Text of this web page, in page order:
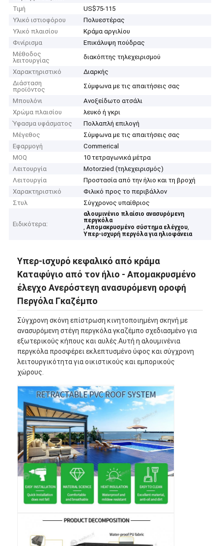
Τιμή
US$75-115
Υλικό ιστιοφόρου
Πολυεστέρας
Υλικό πλαισίου
Κράμα αργιλίου
Φινίρισμα
Επικάλυψη πούδρας
Μέθοδος
λειτουργίας
διακόπτης τηλεχειρισμού
Χαρακτηριστικό
Διαρκής
Διάσταση
προϊόντος
Σύμφωνα με τις απαιτήσεις σας
Μπουλόνι
Ανοξείδωτο ατσάλι
Χρώμα πλαισίου
λευκό ή γκρι
Ύφασμα υφάσματος
Πολλαπλή επιλογή
Μέγεθος
Σύμφωνα με τις απαιτήσεις σας
Εφαρμογή
Commerical
MOQ
10 τετραγωνικά μέτρα
Λειτουργία
Motorzied (τηλεχειρισμός)
Λειτουργία
Προστασία από την ήλιο και τη βροχή
Χαρακτηριστικό
Φιλικό προς το περιβάλλον
Στυλ
Σύγχρονος υπαίθριος
Ειδικότερα:
αλουμινένιο πλαίσιο ανασυρόμενη
περγκόλα
,Απομακρυσμένο σύστημα ελέγχου,
Υπερ-ισχυρή περγόλα για ηλιοφάνεια
Υπερ-ισχυρό κεφαλικό από κράμα
Καταφύγιο από τον ήλιο - Απομακρυσμένο
έλεγχο Ανερόστεγη ανασυρόμενη οροφή
Περγόλα Γκαζέμπο
Σύγχρονη σκόνη επίστρωση κινητοποιημένη σκηνή με
ανασυρόμενη στέγη περγκόλα γκαζέμπο σχεδιασμένο για
εξωτερικούς κήπους και αυλές.Αυτή η αλουμινένια
περγκόλα προσφέρει εκλεπτυσμένο ύφος και σύγχρονη
λειτουργικότητα για οικιστικούς και εμπορικούς
χώρους.